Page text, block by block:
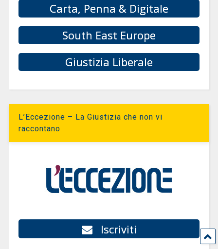
Carta, Penna & Digitale
South East Europe
Giustizia Liberale
L’Eccezione – La Giustizia che non vi
raccontano
Iscriviti